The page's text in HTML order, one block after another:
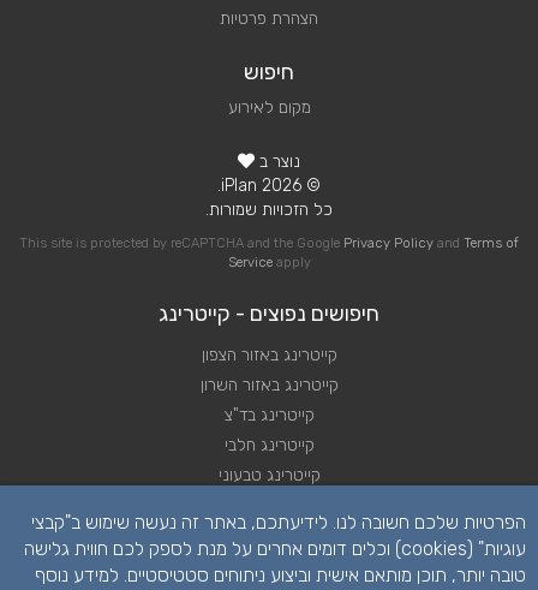
הצהרת פרטיות
חיפוש
מקום לאירוע
נוצר ב
© 2026 iPlan.
כל הזכויות שמורות.
This site is protected by reCAPTCHA and the Google Privacy Policy and Terms of
Serviceapply
חיפושים נפוצים - קייטרינג
קייטרינג באזור הצפון
קייטרינג באזור השרון
קייטרינג בד"צ
קייטרינג חלבי
קייטרינג טבעוני
קייטרינג לאירועים קטנים
הפרטיות שלכם חשובה לנו. לידיעתכם, באתר זה נעשה שימוש ב"קבצי
עוגיות" (cookies) וכלים דומים אחרים על מנת לספק לכם חווית גלישה
טובה יותר, תוכן מותאם אישית וביצוע ניתוחים סטטיסטיים. למידע נוסף